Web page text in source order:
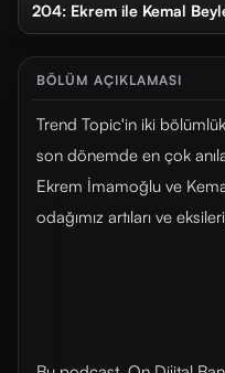
204: Ekrem ile Kemal
BÖLÜM AÇIKLAMASI
Trend Topic'in iki
son dönemde en çok
Ekrem İmamoğlu ve
odağımız artıları ve